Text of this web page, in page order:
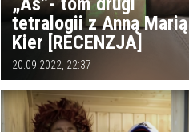
tetralogii z Anną Marią
Kier [RECENZJA]
20.09.2022, 22:37